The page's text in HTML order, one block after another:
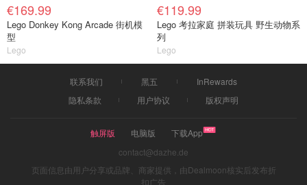
€169.99
Lego Donkey Kong Arcade 街机模
型
Lego
€119.99
Lego 考拉家庭 拼装玩具 野生动物系
列
Lego
联系我们 黑五
InRewards
隐私条款
用户协议 版权声明
触屏版 电脑版
下载App
contact@dazhe.de
页面信息由用户分享或品牌、商家提供，由Dealmoon核实后发布折
扣广告